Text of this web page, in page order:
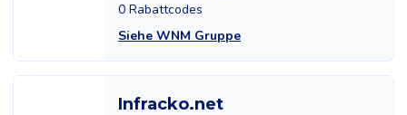
0 Rabattcodes
Siehe WNM Gruppe
Infracko.net